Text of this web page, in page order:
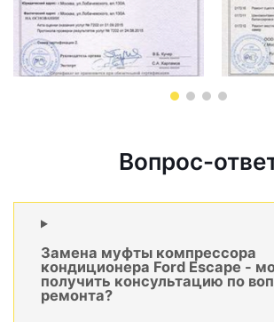
Вопрос-
Замена муфты компрессора
кондиционера Ford Escape -
получить консультацию по
ремонта?